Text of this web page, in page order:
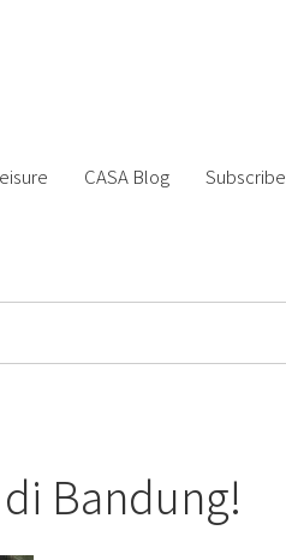
CASA Blog Subscribe
Bandung!